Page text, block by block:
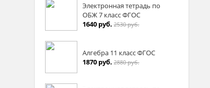
Электронная тетрадь по
ОБЖ 7 класс ФГОС
1640 руб. 2530 руб.
Алгебра 11 класс ФГОС
1870 руб. 2880 руб.